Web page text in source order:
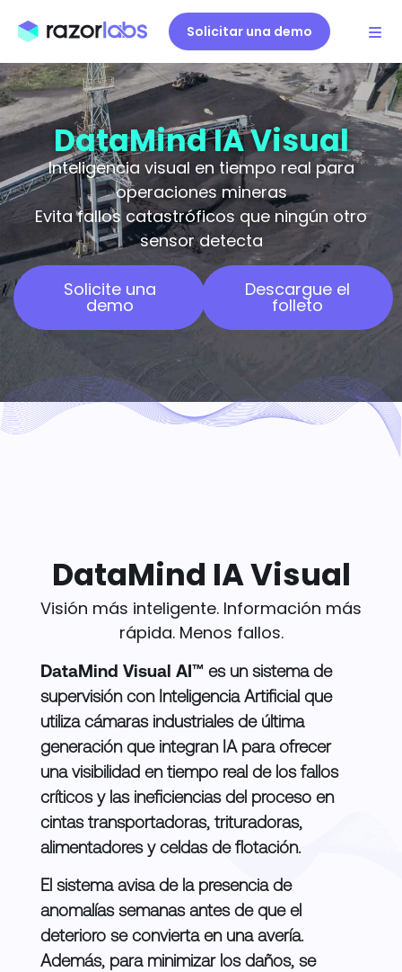
Solicitar una demo
DataMind IA Visual
Inteligencia visual en tiempo real para
operaciones mineras
Evita fallos catastróficos que ningún otro
sensor detecta
Solicite una
demo
Descargue el
folleto
DataMind IA Visual
Visión más inteligente. Información más
rápida. Menos fallos.
DataMind Visual AI™es un sistema de
supervisión con Inteligencia Artificial que
utiliza cámaras industriales de última
generación que integran IA para ofrecer
una visibilidad en tiempo real de los fallos
críticos y las ineficiencias del proceso en
cintas transportadoras, trituradoras,
alimentadores y celdas de flotación.
El sistema avisa de la presencia de
anomalías semanas antes de que el
deterioro se convierta en una avería.
Además, para minimizar los daños, se